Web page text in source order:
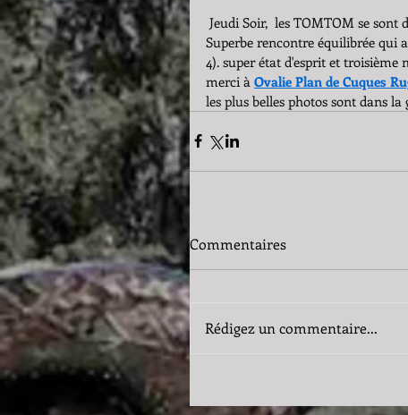
Jeudi Soir,  les TOMTOM se sont
Superbe rencontre équilibrée qui
4). super état d'esprit et troisième
merci à Ovalie Plan de Cuques
les plus belles photos sont dans la
Commentaires
Rédigez un commentaire...